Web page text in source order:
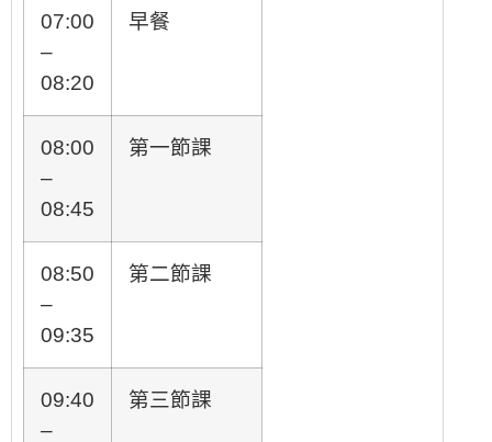
07:00
–
08:20
早餐
08:00
–
08:45
第一節課
08:50
–
09:35
第二節課
09:40
–
第三節課